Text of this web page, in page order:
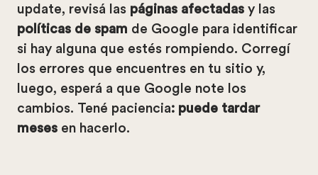
update, revisá las páginas afectadas y las
políticas de spam de Google para identificar
si hay alguna que estés rompiendo. Corregí
los errores que encuentres en tu sitio y,
luego, esperá a que Google note los
cambios. Tené paciencia: puede tardar
meses en hacerlo.